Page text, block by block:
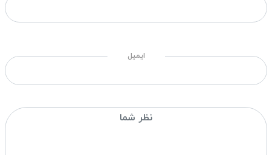
ایمیل